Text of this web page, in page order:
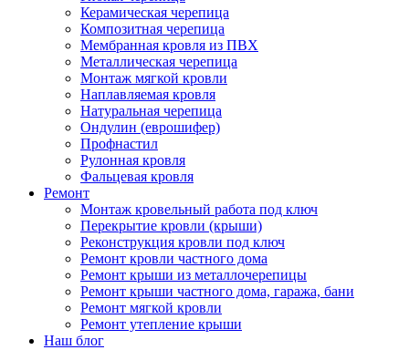
Керамическая черепица
Композитная черепица
Мембранная кровля из ПВХ
Металлическая черепица
Монтаж мягкой кровли
Наплавляемая кровля
Натуральная черепица
Ондулин (еврошифер)
Профнастил
Рулонная кровля
Фальцевая кровля
Ремонт
Монтаж кровельный работа под ключ
Перекрытие кровли (крыши)
Реконструкция кровли под ключ
Ремонт кровли частного дома
Ремонт крыши из металлочерепицы
Ремонт крыши частного дома, гаража, бани
Ремонт мягкой кровли
Ремонт утепление крыши
Наш блог